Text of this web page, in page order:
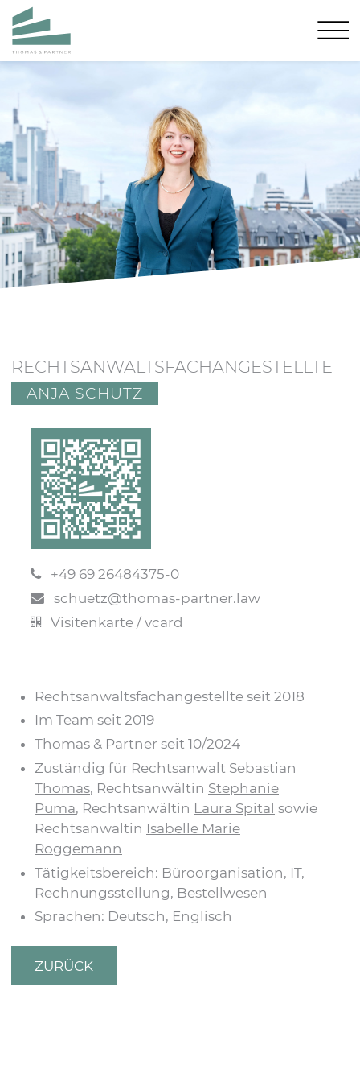
RECHTSANWALTSFACHANGESTELLTE
ANJA SCHÜTZ
+49 69 26484375-0
schuetz@thomas-partner.law
Visitenkarte / vcard
Rechtsanwaltsfachangestellte seit 2018
Im Team seit 2019
Thomas & Partner seit 10/2024
Zuständig für Rechtsanwalt Sebastian
Thomas, Rechtsanwältin Stephanie
Puma, Rechtsanwältin Laura Spital sowie
Rechtsanwältin Isabelle Marie
Roggemann
Tätigkeitsbereich: Büroorganisation, IT,
Rechnungsstellung, Bestellwesen
Sprachen: Deutsch, Englisch
ZURÜCK